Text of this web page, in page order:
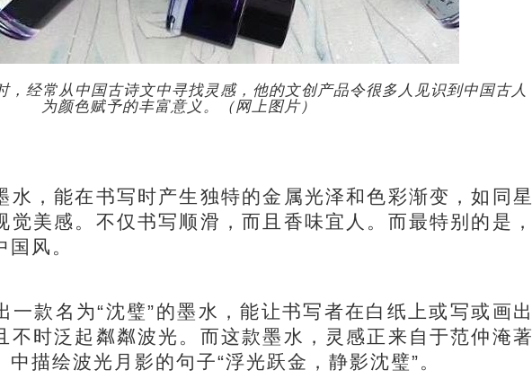
，经常从中国古诗文中寻找灵感，他的文创产品令很多人见识到中国古人
为颜色赋予的丰富意义。（网上图片）
，能在书写时产生独特的金属光泽和色彩渐变，如同星
觉美感。不仅书写顺滑，而且香味宜人。而最特别的是，
风。
款名为“沈璧”的墨水，能让书写者在白纸上或写或画出
不时泛起粼粼波光。而这款墨水，灵感正来自于范仲淹著
描绘波光月影的句子“浮光跃金，静影沈璧”。